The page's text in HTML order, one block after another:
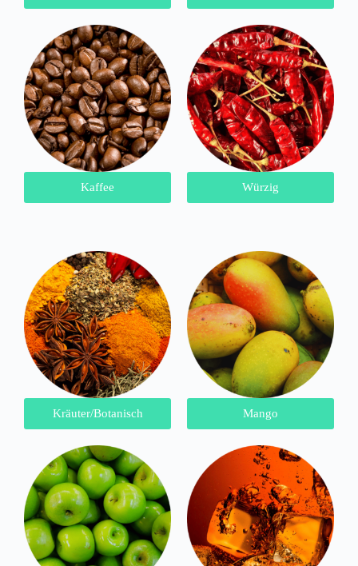
Kaffee Würzig
Kräuter/Botanisch Mango